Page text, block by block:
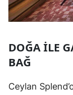
DOĞA ILE
BAĞ
Ceylan